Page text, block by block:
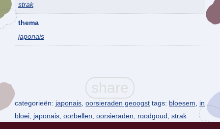
strak
thema
japonais
categorieën: japonais oorsieraden geoogst tags: bloesem
in
bloei japonais oorbellen oorsieraden roodgoud strak